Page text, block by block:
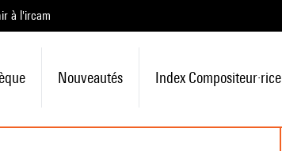
à l'ircam
Nouveautés Index Compositeur·rice